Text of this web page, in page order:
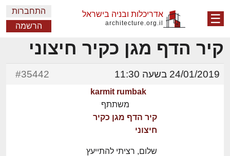
☰ אדריכלות ובניה בישראל
architecture.org.il
התחברות
הרשמה
קיר הדף מגן כקיר חיצוני
24/01/2019 בשעה 11:30 #35442
karmit rumbak
משתתף
קיר הדף מגן כקיר
חיצוני
שלום, רציתי להתייעץ